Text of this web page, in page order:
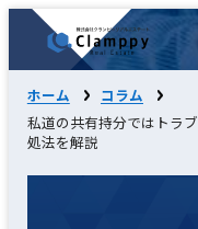
ホーム
コラム
私道の共有持分ではトラ
処法を解説